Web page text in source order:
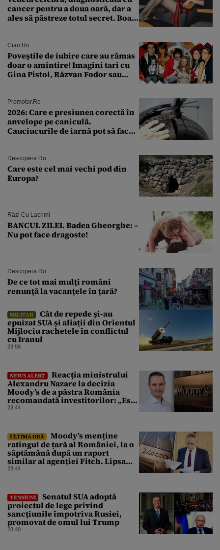
cancer pentru a doua oară, dar a
ales să păstreze totul secret. Boala
Ciao.ro
Poveştile de iubire care au rămas
doar o amintire! Imagini tari cu
Gina Pistol, Răzvan Fodor sau
Promotor.ro
2026: Care e presiunea corectă în
anvelope pe caniculă.
Cauciucurile de iarnă pot să facă
Descopera.ro
Care este cel mai vechi pod din
Europa?
Râzi Cu Lacrimi
BANCUL ZILEI. Badea Gheorghe: –
Nu pot face dragoste!
Descopera.ro
De ce tot mai mulți români
renunță la vacanțele în țară?
MILITAR
Cât de repede și-au
epuizat SUA și aliații din Orientul
Mijlociu rachetele în conflictul
cu Iranul
23:58
NEWS ALERT
Reacția ministrului
Alexandru Nazare la decizia
Moody’s de a păstra România
recomandată investitorilor: „Este
un răgaz, dar în niciun caz un
23:44
ULTIMA ORĂ
Moody’s menține
ratingul de țară al României, la o
săptămână după un raport
similar al agenției Fitch. Lipsa
unui guvern cu puteri depline,
23:44
TENSIUNI
Senatul SUA adoptă
proiectul de lege privind
sancțiunile împotriva Rusiei,
promovat de omul lui Trump
23:40